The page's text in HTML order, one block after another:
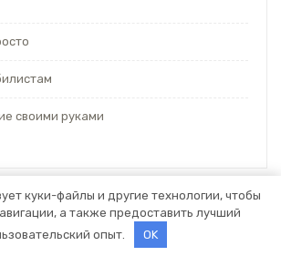
своими руками
для автосервиса от Themespride
куки-файлы и другие технологии, чтобы
а также предоставить лучший
опыт.
OK